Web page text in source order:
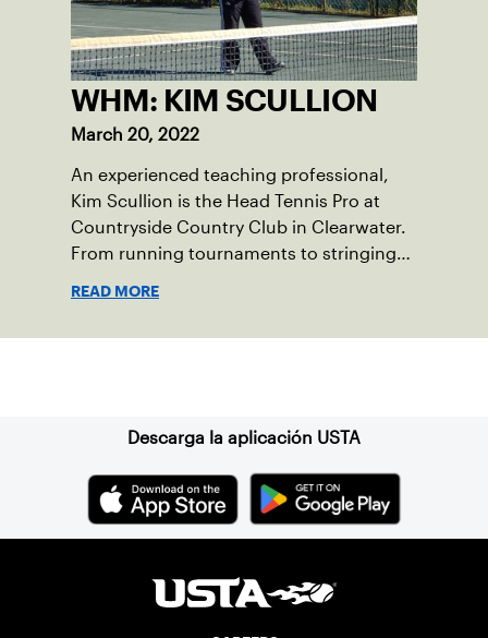
WHM: KIM SCULLION
March 20, 2022
An experienced teaching professional,
Kim Scullion is the Head Tennis Pro at
Countryside Country Club in Clearwater.
From running tournaments to stringing
READ MORE
Descarga la aplicación USTA